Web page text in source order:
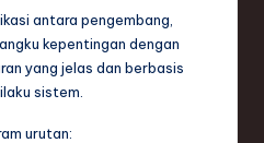
antara pengembang,
kepentingan dengan
yang jelas dan berbasis
sistem.
urutan: